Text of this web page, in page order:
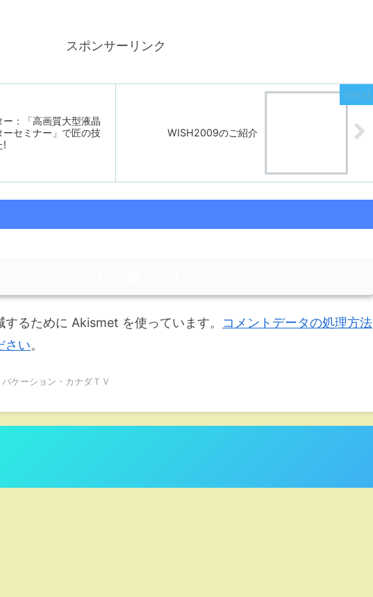
スポンサーリンク
ー：「高画質大型液晶
ーセミナー」で匠の技
!
WISH2009のご紹介
るために Akismet を使っています。 コメントデータの処理方法
さい。
バケーション・カナダＴＶ